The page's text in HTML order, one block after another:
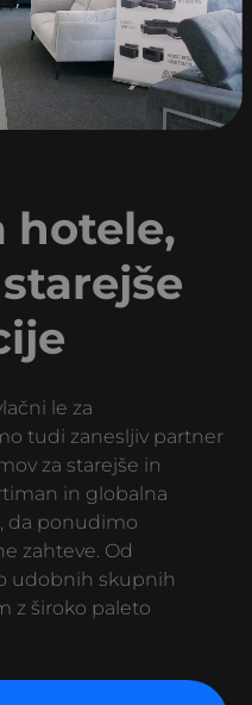
hotele,
le za
tudi zanesljiv partner
za starejše in
in globalna
da ponudimo
zahteve. Od
udobnih skupnih
z široko paleto